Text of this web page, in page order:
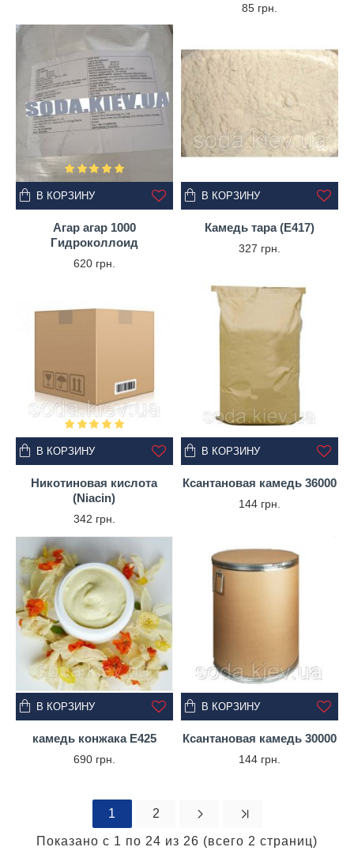
85 грн.
Агар агар 1000
Гидроколлоид
620 грн.
В КОРЗИНУ
Камедь тара (Е417)
327 грн.
В КОРЗИНУ
Никотиновая кислота
(Niacin)
342 грн.
В КОРЗИНУ
Ксантановая камедь 36000
144 грн.
В КОРЗИНУ
камедь конжака Е425
690 грн.
В КОРЗИНУ
Ксантановая камедь 30000
144 грн.
В КОРЗИНУ
1 2
Показано с 1 по 24 из 26 (всего 2 страниц)